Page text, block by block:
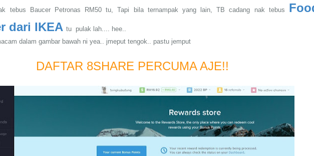
tebus Baucer Petronas RM50 tu, Tapi bila ternampak yang lain, TB cadang nak tebus
dari IKEA tu pulak lah.... hee..
dalam gambar bawah ni yea.. jmeput tengok.. pastu jemput
DAFTAR 8SHARE PERCUMA AJE!!